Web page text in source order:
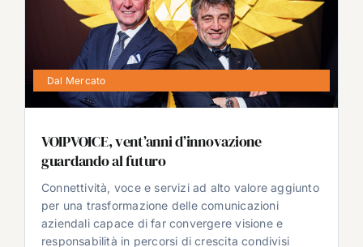
Dal Mercato
VOIPVOICE, vent’anni d’innovazione
guardando al futuro
Connettività, voce e servizi ad alto valore aggiunto
per una trasformazione delle comunicazioni
aziendali capace di far convergere visione e
responsabilità in percorsi di crescita condivisi